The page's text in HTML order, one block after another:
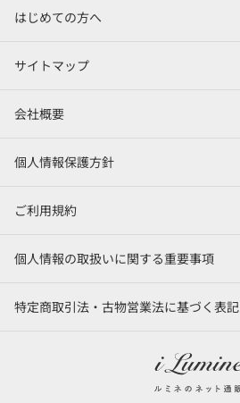
はじめての方へ
サイトマップ
会社概要
個人情報保護方針
ご利用規約
個人情報の取扱いに関する重要事項
特定商取引法・古物営業法に基づく表記